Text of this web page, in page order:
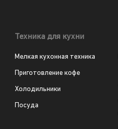
Техника для кухни
Мелкая кухонная техника
Приготовление кофе
Холодильники
Посуда